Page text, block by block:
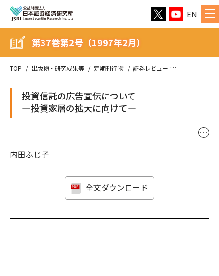
EN
TOP 出版物・研究成果等 定期刊行物 証券レビュー
第37巻第2号（1997年2月）
投資信託の広告宣伝について
―投資家層の拡大に向けて―
･･･
内田ふじ子
全文ダウンロード